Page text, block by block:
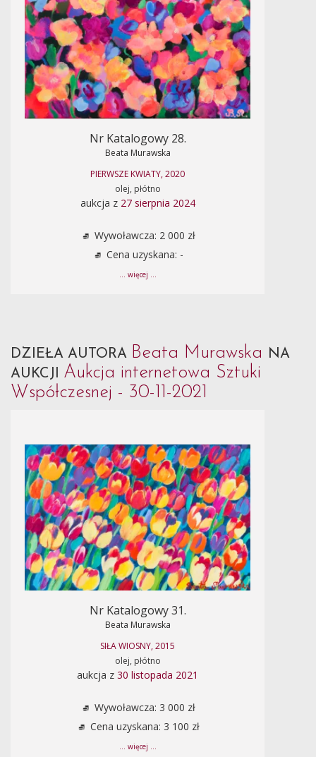
Nr Katalogowy 28.
Beata Murawska
PIERWSZE KWIATY, 2020
olej, płótno
aukcja z 27 sierpnia 2024
Wywoławcza: 2 000 zł
Cena uzyskana: -
... więcej ...
DZIEŁA AUTORA Beata Murawska NA
AUKCJI Aukcja internetowa Sztuki
Współczesnej - 30-11-2021
Nr Katalogowy 31.
Beata Murawska
SIŁA WIOSNY, 2015
olej, płótno
aukcja z 30 listopada 2021
Wywoławcza: 3 000 zł
Cena uzyskana: 3 100 zł
... więcej ...